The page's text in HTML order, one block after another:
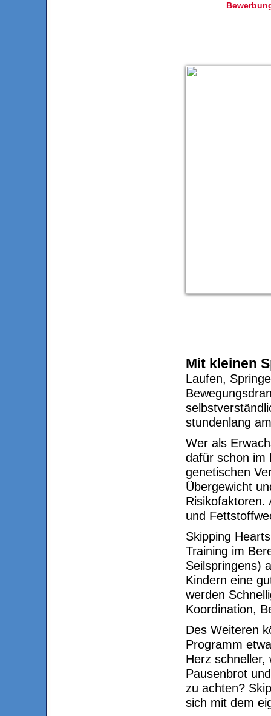
Mit kleinen
Laufen,
stundenlang
Wer als
dafür schon im
genetischen
Übergewicht
Risikofaktoren.
und
Skipping
Training im
Seilspringens)
Kindern eine
werden
Koordination,
Des Weiteren
Programm
Herz schneller,
Pausenbrot
zu achten?
sich mit dem